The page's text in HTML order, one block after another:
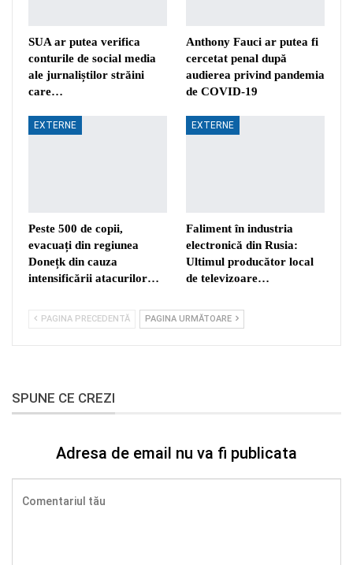
SUA ar putea verifica
conturile de social media
ale jurnaliștilor străini
care…
Anthony Fauci ar putea fi
cercetat penal după
audierea privind pandemia
de COVID-19
EXTERNE
Peste 500 de copii,
evacuați din regiunea
Donețk din cauza
intensificării atacurilor…
EXTERNE
Faliment în industria
electronică din Rusia:
Ultimul producător local
de televizoare…
PAGINA PRECEDENTĂ PAGINA URMĂTOARE
SPUNE CE CREZI
Adresa de email nu va fi publicata